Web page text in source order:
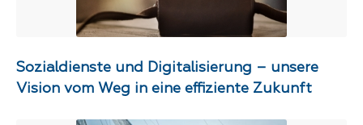
Sozialdienste und Digitalisierung – unsere
Vision vom Weg in eine effiziente Zukunft